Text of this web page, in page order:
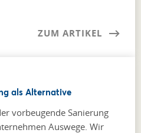
ZUM ARTIKEL
als Alternative
vorbeugende Sanierung
Auswege. Wir